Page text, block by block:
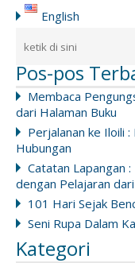
English
Pos-pos
Membaca
dari Halaman Buku
Perjalanan ke Iloili
Hubungan
Catatan Lapangan
dengan Pelajaran
101 Hari Sejak
Seni Rupa Dalam
Kategori